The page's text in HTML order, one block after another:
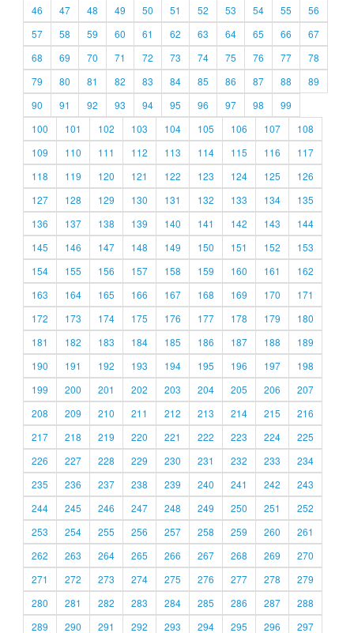
46
47 48 49 50 51 52 53 54 55
56
57
58 59 60 61 62 63 64 65 66
67
68
69 70 71 72 73 74 75 76 77
78
79
80 81 82 83 84 85 86 87 88
89
90
91 92 93 94 95 96 97 98
99
100
101 102 103 104 105 106 107
108
109
110 111 112 113 114 115 116
117
118
119 120 121 122 123 124 125
126
127
128 129 130 131 132 133 134
135
136
137 138 139 140 141 142 143
144
145
146 147 148 149 150 151 152
153
154
155 156 157 158 159 160 161
162
163
164 165 166 167 168 169 170
171
172
173 174 175 176 177 178 179
180
181
182 183 184 185 186 187 188
189
190
191 192 193 194 195 196 197
198
199
200 201 202 203 204 205 206
207
208
209 210 211 212 213 214 215
216
217
218 219 220 221 222 223 224
225
226
227 228 229 230 231 232 233
234
235
236 237 238 239 240 241 242
243
244
245 246 247 248 249 250 251
252
253
254 255 256 257 258 259 260
261
262
263 264 265 266 267 268 269
270
271
272 273 274 275 276 277 278
279
280
281 282 283 284 285 286 287
288
289
290 291 292 293 294 295 296 297